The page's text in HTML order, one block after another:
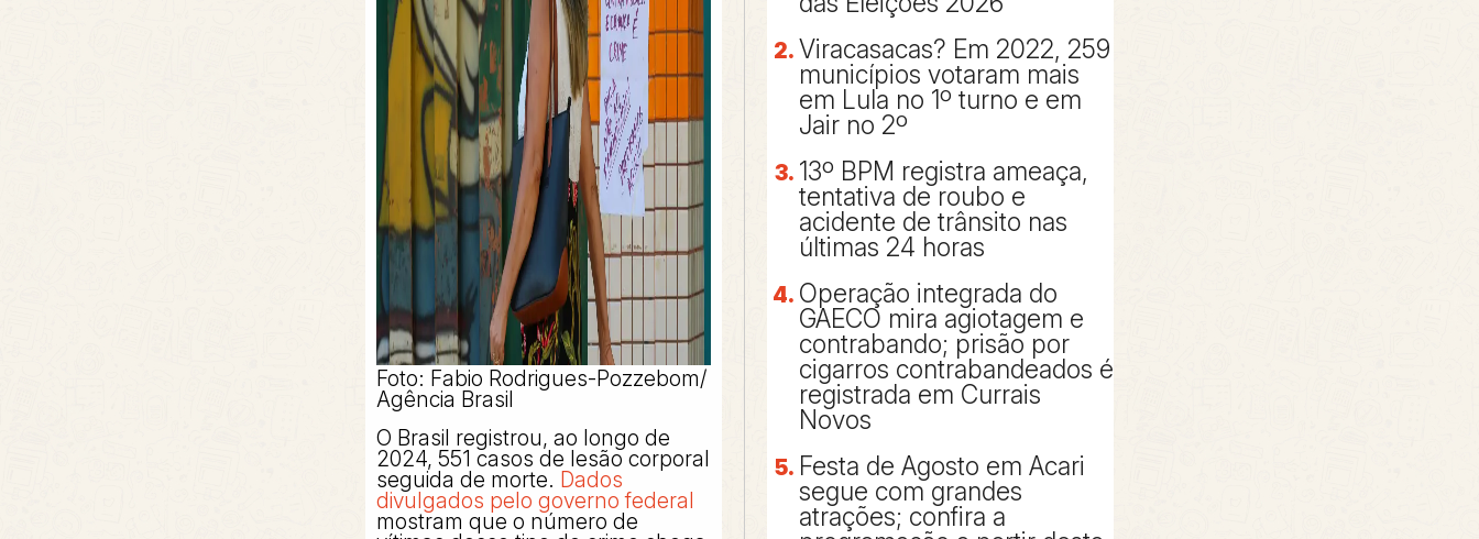
Foto: Fabio Rodrigues-Pozzebom/
Agência Brasil
O Brasil registrou, ao longo de
2024, 551 casos de lesão corporal
seguida de morte. Dados
divulgados pelo governo federal
mostram que o número de
Viracasacas? Em 2022, 259
municípios votaram mais
em Lula no 1º turno e em
Jair no 2º
13º BPM registra ameaça,
tentativa de roubo e
acidente de trânsito nas
últimas 24 horas
Operação integrada do
GAECO mira agiotagem e
contrabando; prisão por
cigarros contrabandeados é
registrada em Currais
Novos
Festa de Agosto em Acari
segue com grandes
atrações; confira a